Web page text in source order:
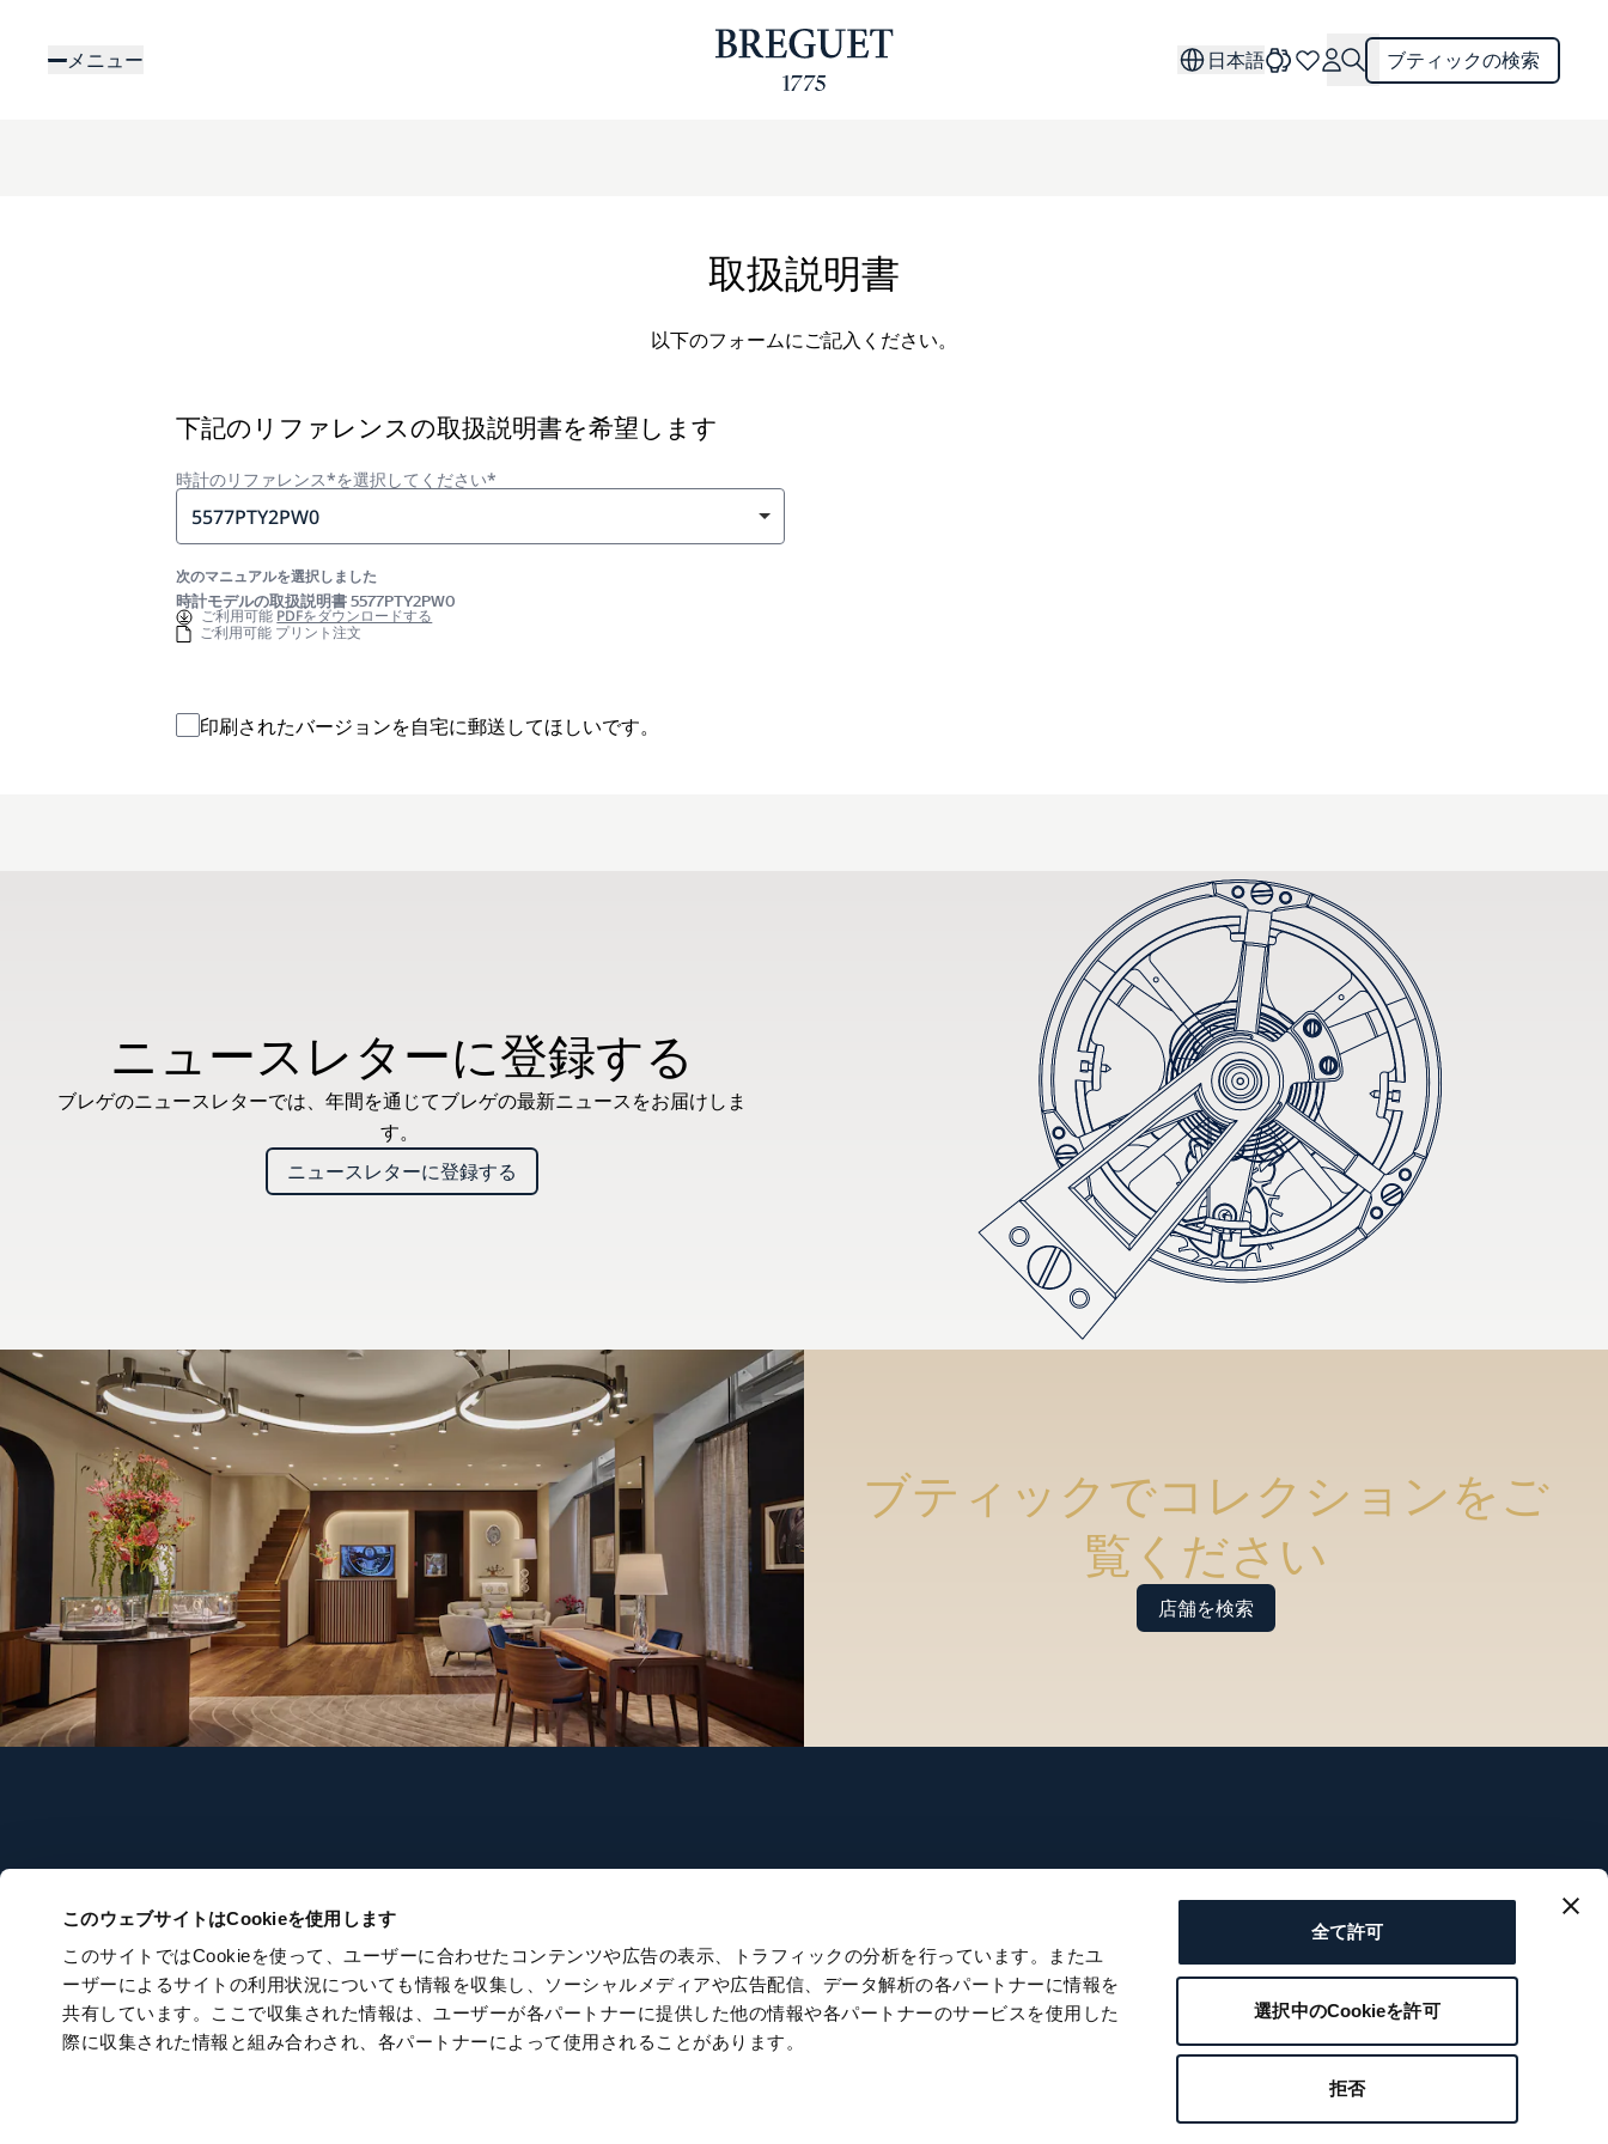
このウェブサイトはCookieを使用します
このサイトではCookieを使って、ユーザーに合わせたコンテンツや広告の表示、トラフィックの分析を行っています。またユ
ーザーによるサイトの利用状況についても情報を収集し、ソーシャルメディアや広告配信、データ解析の各パートナーに情報を
共有しています。ここで収集された情報は、ユーザーが各パートナーに提供した他の情報や各パートナーのサービスを使用した
際に収集された情報と組み合わされ、各パートナーによって使用されることがあります。
全て許可
選択中のCookieを許可
拒否
メニュー 日本語 ブティックの検索
取扱説明書
以下のフォームにご記入ください。
下記のリファレンスの取扱説明書を希望します
時計のリファレンス*を選択してください*
5577PTY2PW0
次のマニュアルを選択しました
時計モデルの取扱説明書 5577PTY2PW0
ご利用可能PDFをダウンロードする
ご利用可能 プリント注文
印刷されたバージョンを自宅に郵送してほしいです。
ニュースレターに登録する
ブレゲのニュースレターでは、年間を通じてブレゲの最新ニュースをお届けしま
す。
ニュースレターに登録する
ブティックでコレクションをご
覧ください
店舗を検索
フォローする
ニュースレターに登録する
ウォッチ
ニューモデル
店舗を検索
ニュース
クラフツマンシップ
すべてのサービス
お問い合わせ
マイアカウント
ウィッシュリスト
取扱説明書